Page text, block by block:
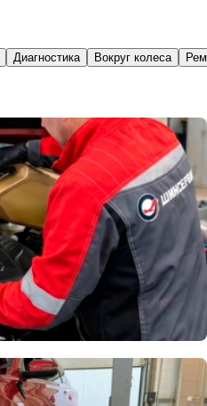
Диагностика Вокруг колеса